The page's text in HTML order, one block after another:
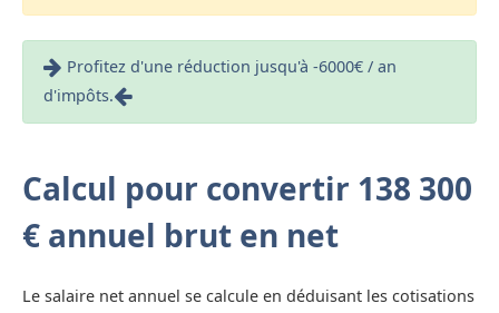
Profitez d'une réduction jusqu'à -6000€ / an
d'impôts.
Calcul pour convertir 138 300
€ annuel brut en net
Le salaire net annuel se calcule en déduisant les cotisations